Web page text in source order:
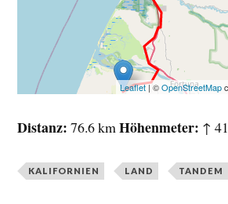
Leaflet| ©OpenStreetMap
Distanz 76.6 kmHöhenmeter ↑
KALIFORNIEN LAND TANDEM